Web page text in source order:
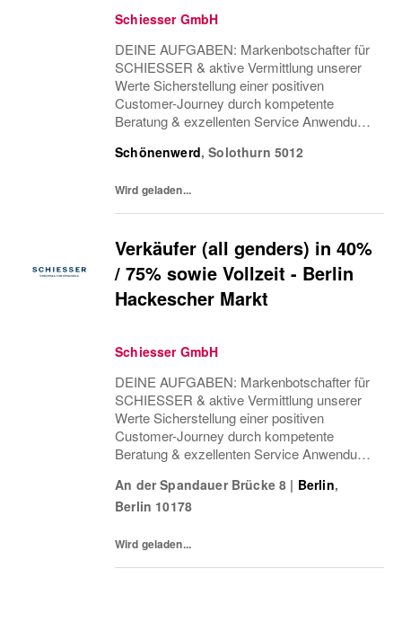
Schiesser GmbH
DEINE AUFGABEN: Markenbotschafter für
SCHIESSER & aktive Vermittlung unserer
Werte Sicherstellung einer positiven
Customer-Journey durch kompetente
Beratung & exzellenten Service Anwendung
Optimierung des Einkaufserlebnisses
Schönenwerd,Solothurn 5012
Wird geladen...
Verkäufer (all genders) in 40%
/ 75% sowie Vollzeit - Berlin
Hackescher Markt
Schiesser GmbH
DEINE AUFGABEN: Markenbotschafter für
SCHIESSER & aktive Vermittlung unserer
Werte Sicherstellung einer positiven
Customer-Journey durch kompetente
Beratung & exzellenten Service Anwendung
Optimierung des Einkaufserlebnisses
Sicherstellung einer attraktiven...
An der Spandauer Brücke 8 | Berlin,
Berlin 10178
Wird geladen...